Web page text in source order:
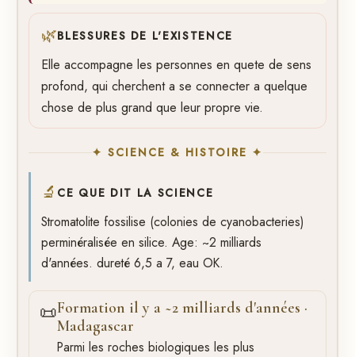
🌿BLESSURES DE L'EXISTENCE
Elle accompagne les personnes en quete de sens
profond, qui cherchent a se connecter a quelque
chose de plus grand que leur propre vie.
✦ SCIENCE & HISTOIRE ✦
🔬 CE QUE DIT LA SCIENCE
Stromatolite fossilise (colonies de cyanobacteries)
perminéralisée en silice. Age: ~2 milliards
d'années. dureté 6,5 a 7, eau OK.
📜Formation il y a ~2 milliards d'années ·
Madagascar
Parmi les roches biologiques les plus